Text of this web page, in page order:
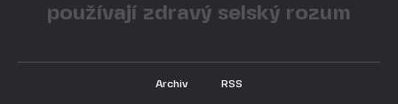
používají zdravý selský rozum
Archiv RSS